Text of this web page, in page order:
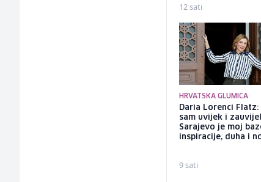
12 sati
HRVATSKA GLUMICA
Daria Lorenci Flatz:
sam uvijek i
Sarajevo je moj
inspiracije, duha i
9 sati